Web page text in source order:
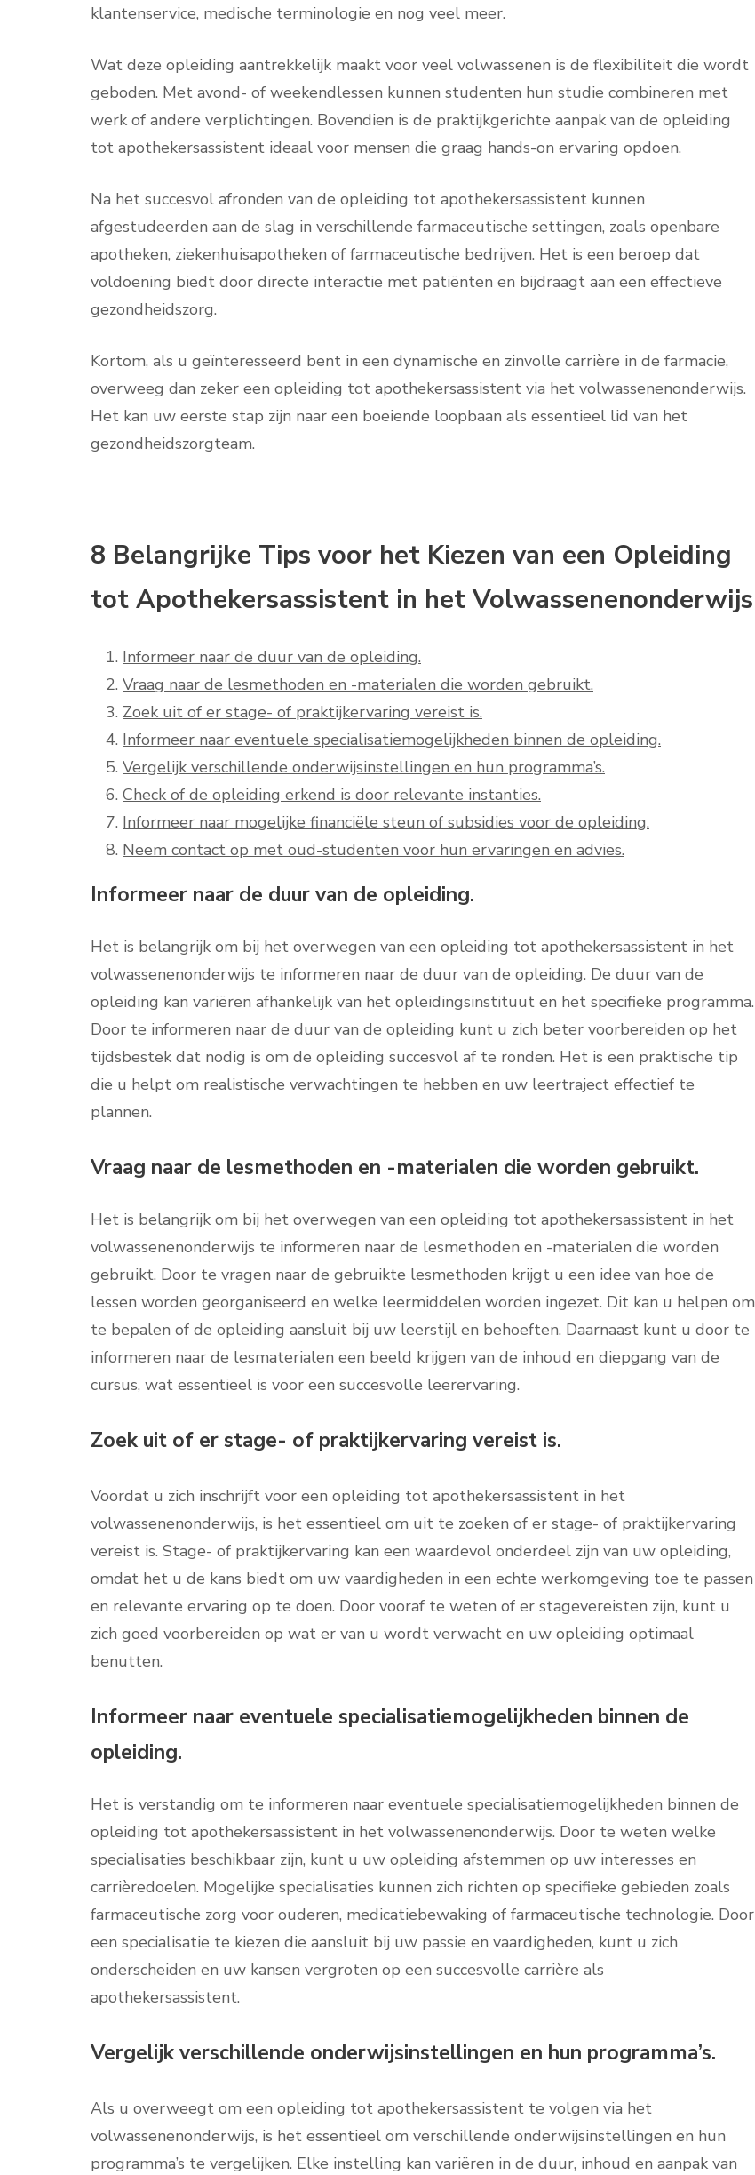
klantenservice, medische terminologie en nog veel meer.
Wat deze opleiding aantrekkelijk maakt voor veel volwassenen is de flexibiliteit die wordt
geboden. Met avond- of weekendlessen kunnen studenten hun studie combineren met
werk of andere verplichtingen. Bovendien is de praktijkgerichte aanpak van de opleiding
tot apothekersassistent ideaal voor mensen die graag hands-on ervaring opdoen.
Na het succesvol afronden van de opleiding tot apothekersassistent kunnen
afgestudeerden aan de slag in verschillende farmaceutische settingen, zoals openbare
apotheken, ziekenhuisapotheken of farmaceutische bedrijven. Het is een beroep dat
voldoening biedt door directe interactie met patiënten en bijdraagt aan een effectieve
gezondheidszorg.
Kortom, als u geïnteresseerd bent in een dynamische en zinvolle carrière in de farmacie,
overweeg dan zeker een opleiding tot apothekersassistent via het volwassenenonderwijs.
Het kan uw eerste stap zijn naar een boeiende loopbaan als essentieel lid van het
gezondheidszorgteam.
8 Belangrijke Tips voor het Kiezen van een Opleiding
tot Apothekersassistent in het Volwassenenonderwijs
Informeer naar de duur van de opleiding.
Vraag naar de lesmethoden en -materialen die worden gebruikt.
Zoek uit of er stage- of praktijkervaring vereist is.
Informeer naar eventuele specialisatiemogelijkheden binnen de opleiding.
Vergelijk verschillende onderwijsinstellingen en hun programma’s.
Check of de opleiding erkend is door relevante instanties.
Informeer naar mogelijke financiële steun of subsidies voor de opleiding.
Neem contact op met oud-studenten voor hun ervaringen en advies.
Informeer naar de duur van de opleiding.
Het is belangrijk om bij het overwegen van een opleiding tot apothekersassistent in het
volwassenenonderwijs te informeren naar de duur van de opleiding. De duur van de
opleiding kan variëren afhankelijk van het opleidingsinstituut en het specifieke programma.
Door te informeren naar de duur van de opleiding kunt u zich beter voorbereiden op het
tijdsbestek dat nodig is om de opleiding succesvol af te ronden. Het is een praktische tip
die u helpt om realistische verwachtingen te hebben en uw leertraject effectief te
plannen.
Vraag naar de lesmethoden en -materialen die worden gebruikt.
Het is belangrijk om bij het overwegen van een opleiding tot apothekersassistent in het
volwassenenonderwijs te informeren naar de lesmethoden en -materialen die worden
gebruikt. Door te vragen naar de gebruikte lesmethoden krijgt u een idee van hoe de
lessen worden georganiseerd en welke leermiddelen worden ingezet. Dit kan u helpen om
te bepalen of de opleiding aansluit bij uw leerstijl en behoeften. Daarnaast kunt u door te
informeren naar de lesmaterialen een beeld krijgen van de inhoud en diepgang van de
cursus, wat essentieel is voor een succesvolle leerervaring.
Zoek uit of er stage- of praktijkervaring vereist is.
Voordat u zich inschrijft voor een opleiding tot apothekersassistent in het
volwassenenonderwijs, is het essentieel om uit te zoeken of er stage- of praktijkervaring
vereist is. Stage- of praktijkervaring kan een waardevol onderdeel zijn van uw opleiding,
omdat het u de kans biedt om uw vaardigheden in een echte werkomgeving toe te passen
en relevante ervaring op te doen. Door vooraf te weten of er stagevereisten zijn, kunt u
zich goed voorbereiden op wat er van u wordt verwacht en uw opleiding optimaal
benutten.
Informeer naar eventuele specialisatiemogelijkheden binnen de
opleiding.
Het is verstandig om te informeren naar eventuele specialisatiemogelijkheden binnen de
opleiding tot apothekersassistent in het volwassenenonderwijs. Door te weten welke
specialisaties beschikbaar zijn, kunt u uw opleiding afstemmen op uw interesses en
carrièredoelen. Mogelijke specialisaties kunnen zich richten op specifieke gebieden zoals
farmaceutische zorg voor ouderen, medicatiebewaking of farmaceutische technologie. Door
een specialisatie te kiezen die aansluit bij uw passie en vaardigheden, kunt u zich
onderscheiden en uw kansen vergroten op een succesvolle carrière als
apothekersassistent.
Vergelijk verschillende onderwijsinstellingen en hun programma’s.
Als u overweegt om een opleiding tot apothekersassistent te volgen via het
volwassenenonderwijs, is het essentieel om verschillende onderwijsinstellingen en hun
programma’s te vergelijken. Elke instelling kan variëren in de duur, inhoud en aanpak van